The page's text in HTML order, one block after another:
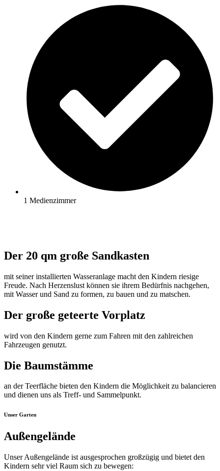
1 Medienzimmer
Der 20 qm große Sandkasten
mit seiner installierten Wasseranlage macht den Kindern riesige
Freude. Nach Herzenslust können sie ihrem Bedürfnis nachgehen,
mit Wasser und Sand zu formen, zu bauen und zu matschen.
Der große geteerte Vorplatz
wird von den Kindern gerne zum Fahren mit den zahlreichen
Fahrzeugen genutzt.
Die Baumstämme
an der Teerfläche bieten den Kindern die Möglichkeit zu balancieren
und dienen uns als Treff- und Sammelpunkt.
Unser Garten
Außengelände
Unser Außengelände ist ausgesprochen großzügig und bietet den
Kindern sehr viel Raum sich zu bewegen: